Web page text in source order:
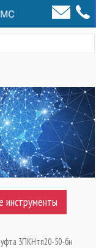
инструменты
3ПКНтп20-50-бн